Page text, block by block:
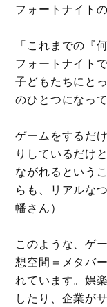
フォートナイト
「これまでの『
フォートナイト
子どもたちにと
のひとつになって
ゲームをするだ
りしているだけ
ながれるという
らも、リアルな
幡さん）
このような、ゲ
想空間＝メタバ
れています。娯
したり、企業が